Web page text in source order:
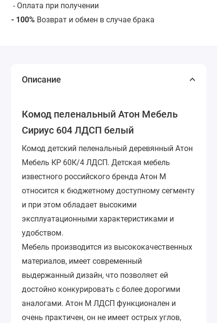
- Оплата при получении
- 100% Возврат и обмен в случае брака
Описание
Комод пеленальный Атон Мебель
Сириус 604 ЛДСП белый
Комод детский пеленальный деревянный Атон
Мебель КР 60К/4 ЛДСП. Детская мебель
известного российского бренда Атон М
относится к бюджетному доступному сегменту
и при этом обладает высокими
эксплуатационными характеристиками и
удобством.
Мебель производится из высококачественных
материалов, имеет современный
выдержанный дизайн, что позволяет ей
достойно конкурировать с более дорогими
аналогами. Атон М ЛДСП функционален и
очень практичен, он не имеет острых углов,